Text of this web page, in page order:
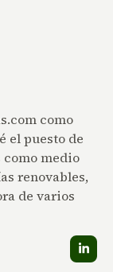
como
el puesto de
medio
renovables,
de varios